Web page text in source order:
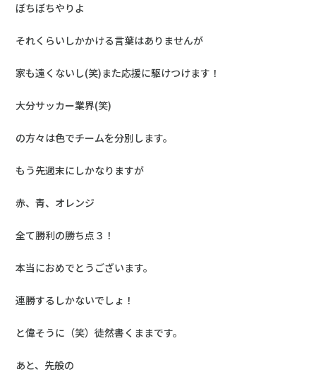
ぼちぼちやりよ
それくらいしかかける言葉はありませんが
家も遠くないし(笑)また応援に駆けつけます！
大分サッカー業界(笑)
の方々は色でチームを分別します。
もう先週末にしかなりますが
赤、青、オレンジ
全て勝利の勝ち点３！
本当におめでとうございます。
連勝するしかないでしょ！
と偉そうに（笑）徒然書くままです。
あと、先般の